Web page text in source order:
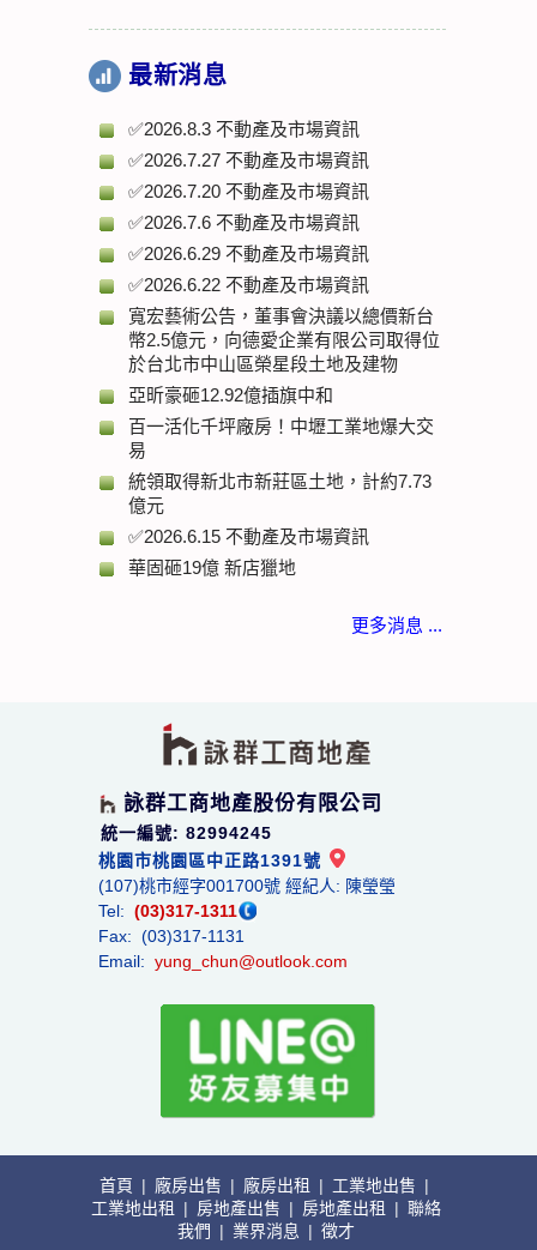
最新消息
✅2026.8.3 不動產及市場資訊
✅2026.7.27 不動產及市場資訊
✅2026.7.20 不動產及市場資訊
✅2026.7.6 不動產及市場資訊
✅2026.6.29 不動產及市場資訊
✅2026.6.22 不動產及市場資訊
寬宏藝術公告，董事會決議以總價新台
幣2.5億元，向德愛企業有限公司取得位
於台北市中山區榮星段土地及建物
亞昕豪砸12.92億插旗中和
百一活化千坪廠房！中壢工業地爆大交
易
統領取得新北市新莊區土地，計約7.73
億元
✅2026.6.15 不動產及市場資訊
華固砸19億 新店獵地
更多消息 ...
詠群工商地產股份有限公司
統一編號: 82994245
桃園市桃園區中正路1391號
(107)桃市經字001700號 經紀人: 陳瑩瑩
Tel: (03)317-1311
Fax: (03)317-1131
Email: yung_chun@outlook.com
首頁 | 廠房出售 | 廠房出租 | 工業地出售 |
工業地出租
| 房地產出售 | 房地產出租 | 聯絡
我們
| 業界消息 | 徵才